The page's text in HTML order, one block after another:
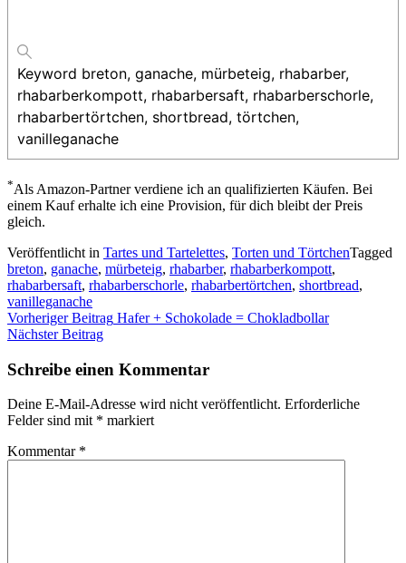
Keyword breton, ganache, mürbeteig, rhabarber,
rhabarberkompott, rhabarbersaft, rhabarberschorle,
rhabarbertörtchen, shortbread, törtchen,
vanilleganache
*Als Amazon-Partner verdiene ich an qualifizierten Käufen. Bei
einem Kauf erhalte ich eine Provision, für dich bleibt der Preis
gleich.
Veröffentlicht in Tartes und Tartelettes, Torten und TörtchenTagged
breton, ganache, mürbeteig, rhabarber, rhabarberkompott,
rhabarbersaft, rhabarberschorle, rhabarbertörtchen, shortbread,
vanilleganache
Beitragsnavigation
Vorheriger Beitrag Hafer + Schokolade = Chokladbollar
Nächster Beitrag
Schreibe einen Kommentar
Deine E-Mail-Adresse wird nicht veröffentlicht. Erforderliche
Felder sind mit * markiert
Kommentar *